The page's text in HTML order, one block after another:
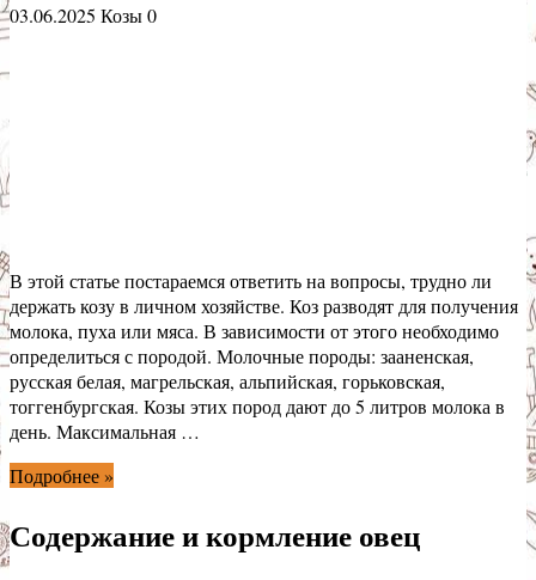
03.06.2025 Козы0
В этой статье постараемся ответить на вопросы, трудно ли
держать козу в личном хозяйстве. Коз разводят для получения
молока, пуха или мяса. В зависимости от этого необходимо
определиться с породой. Молочные породы: зааненская,
русская белая, магрельская, альпийская, горьковская,
тоггенбургская. Козы этих пород дают до 5 литров молока в
день. Максимальная …
Подробнее »
Содержание и кормление овец